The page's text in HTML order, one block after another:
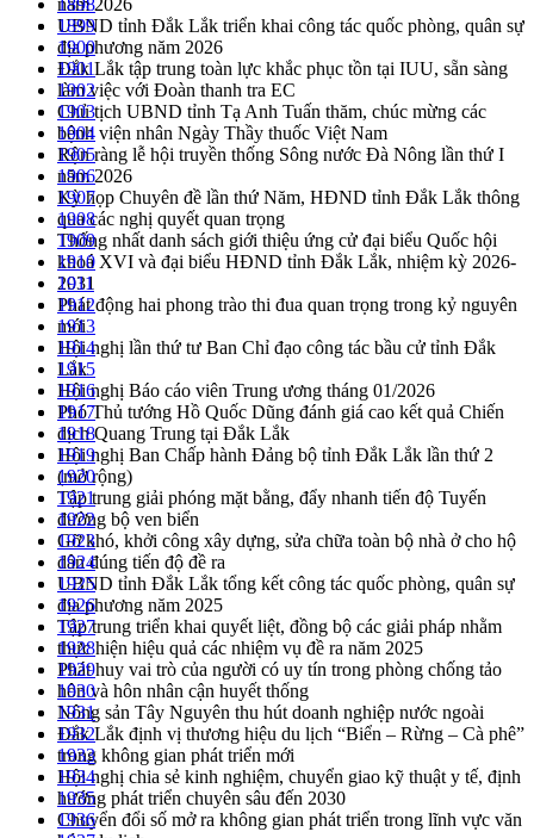
năm 2026
UBND tỉnh Đắk Lắk triển khai công tác quốc phòng, quân sự
địa phương năm 2026
Đắk Lắk tập trung toàn lực khắc phục tồn tại IUU, sẵn sàng
làm việc với Đoàn thanh tra EC
Chủ tịch UBND tỉnh Tạ Anh Tuấn thăm, chúc mừng các
bệnh viện nhân Ngày Thầy thuốc Việt Nam
Rộn ràng lễ hội truyền thống Sông nước Đà Nông lần thứ I
năm 2026
Kỳ họp Chuyên đề lần thứ Năm, HĐND tỉnh Đắk Lắk thông
qua các nghị quyết quan trọng
Thống nhất danh sách giới thiệu ứng cử đại biểu Quốc hội
khoá XVI và đại biểu HĐND tỉnh Đắk Lắk, nhiệm kỳ 2026-
2031
Phát động hai phong trào thi đua quan trọng trong kỷ nguyên
mới
Hội nghị lần thứ tư Ban Chỉ đạo công tác bầu cử tỉnh Đắk
Lắk
Hội nghị Báo cáo viên Trung ương tháng 01/2026
Phó Thủ tướng Hồ Quốc Dũng đánh giá cao kết quả Chiến
dịch Quang Trung tại Đắk Lắk
Hội nghị Ban Chấp hành Đảng bộ tỉnh Đắk Lắk lần thứ 2
(mở rộng)
Tập trung giải phóng mặt bằng, đẩy nhanh tiến độ Tuyến
đường bộ ven biển
Gỡ khó, khởi công xây dựng, sửa chữa toàn bộ nhà ở cho hộ
dân đúng tiến độ đề ra
UBND tỉnh Đắk Lắk tổng kết công tác quốc phòng, quân sự
địa phương năm 2025
Tập trung triển khai quyết liệt, đồng bộ các giải pháp nhằm
thực hiện hiệu quả các nhiệm vụ đề ra năm 2025
Phát huy vai trò của người có uy tín trong phòng chống tảo
hôn và hôn nhân cận huyết thống
Nông sản Tây Nguyên thu hút doanh nghiệp nước ngoài
Đắk Lắk định vị thương hiệu du lịch “Biển – Rừng – Cà phê”
trong không gian phát triển mới
Hội nghị chia sẻ kinh nghiệm, chuyển giao kỹ thuật y tế, định
hướng phát triển chuyên sâu đến 2030
Chuyển đổi số mở ra không gian phát triển trong lĩnh vực văn
1898
1899
1900
1901
1902
1903
1904
1905
1906
1907
1908
1909
1910
1911
1912
1913
1914
1915
1916
1917
1918
1919
1920
1921
1922
1923
1924
1925
1926
1927
1928
1929
1930
1931
1932
1933
1934
1935
1936